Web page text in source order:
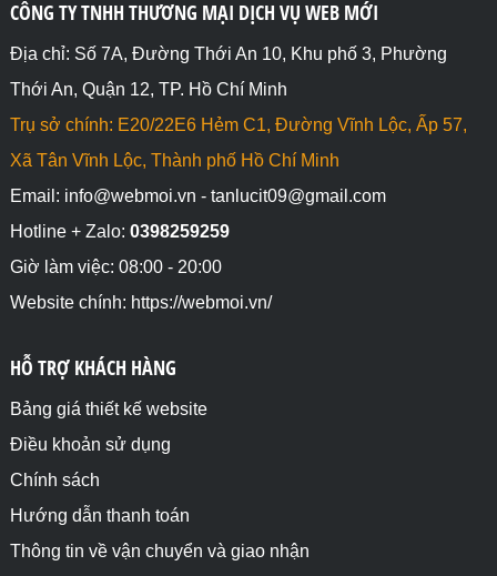
CÔNG TY TNHH THƯƠNG MẠI DỊCH VỤ WEB MỚI
Địa chỉ: Số 7A, Đường Thới An 10, Khu phố 3, Phường
Thới An, Quận 12, TP. Hồ Chí Minh
Trụ sở chính: E20/22E6 Hẻm C1, Đường Vĩnh Lộc, Ấp 57,
Xã Tân Vĩnh Lộc, Thành phố Hồ Chí Minh
Email: info@webmoi.vn - tanlucit09@gmail.com
Hotline + Zalo: 0398259259
Giờ làm việc: 08:00 - 20:00
Website chính: https://webmoi.vn/
HỖ TRỢ KHÁCH HÀNG
Bảng giá thiết kế website
Điều khoản sử dụng
Chính sách
Hướng dẫn thanh toán
Thông tin về vận chuyển và giao nhận